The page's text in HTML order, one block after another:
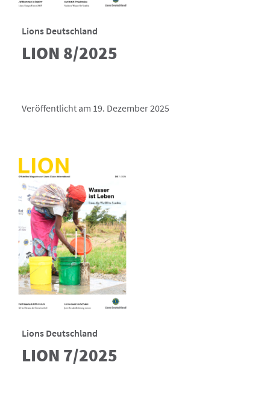
Lions Deutschland
LION 8/2025
Veröffentlicht am 19. Dezember 2025
Lions Deutschland
LION 7/2025